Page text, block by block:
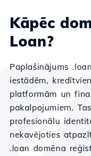
Kāpēc
Loan?
Paplašinājums
iestādēm,
platformām un
pakalpojumiem.
profesionālu
nekavējoties
.loan domēna